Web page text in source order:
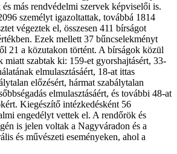
más rendvédelmi szervek képviselői is.
személyt igazoltattak, továbbá 1814
végeztek el, összesen 411 bírságot
Ezek mellett 37 bűncselekményt
21 a közutakon történt. A bírságok közül
miatt szabtak ki: 159-et gyorshajtásért, 33-
elmulasztásáért, 18-at ittas
előzésért, hármat szabálytalan
elmulasztásáért, és további 48-at
Kiegészítő intézkedésként 56
engedélyt vettek el. A rendőrök és
is jelen voltak a Nagyváradon és a
és művészeti eseményeken, ahol a